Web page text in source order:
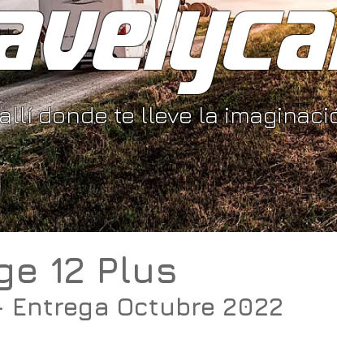
donde te lleve la
12 Plus
Entrega Octubre 2022